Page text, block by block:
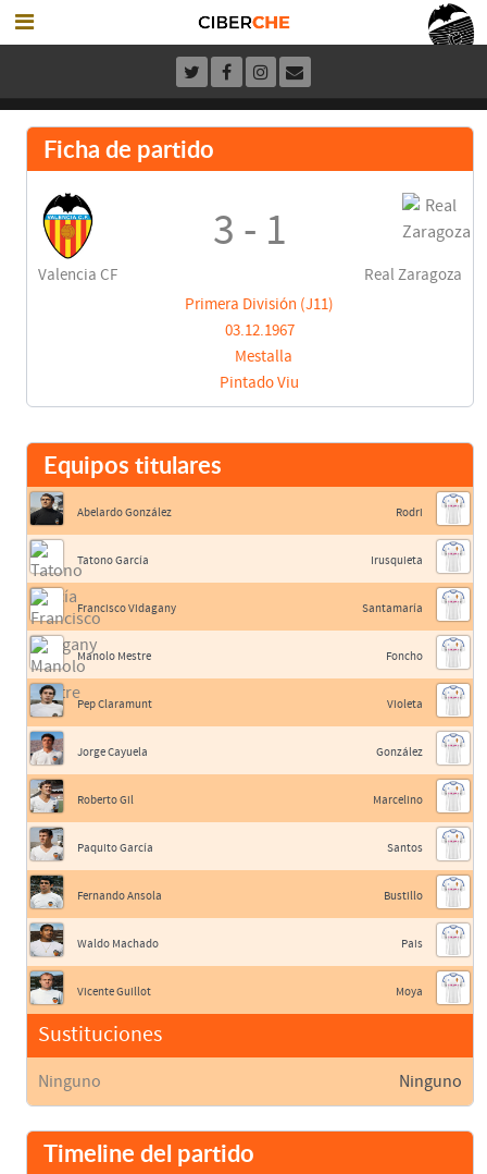
Ficha de partido
Valencia CF
3 - 1
Real Zaragoza
Primera División (J11)
03.12.1967
Mestalla
Pintado Viu
Equipos titulares
Abelardo González
Tatono García
Francisco Vidagany
Manolo Mestre
Pep Claramunt
Jorge Cayuela
Roberto Gil
Paquito García
Fernando Ansola
Waldo Machado
Vicente Guillot
Sustituciones
Ninguno
Rodri
Irusquieta
Santamaría
Foncho
Violeta
González
Marcelino
Santos
Bustillo
Pais
Moya
Ninguno
Timeline del partido